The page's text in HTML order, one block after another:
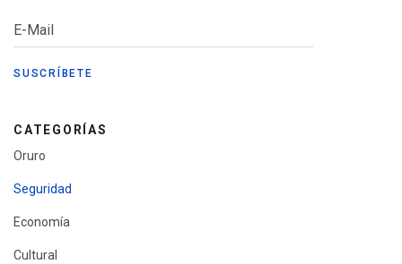
CATEGORÍAS
Oruro
Seguridad
Economía
Cultural